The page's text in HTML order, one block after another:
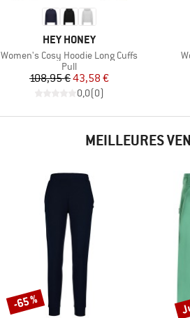
MARQUE
HEY HONEY
Article
Women's Cosy Hoodie Long Cuffs
Product group
Pull
Prix
108,95 €Prix réduit
43,58 €
0,0(0)
MEILLEURES
Remise
-65 %